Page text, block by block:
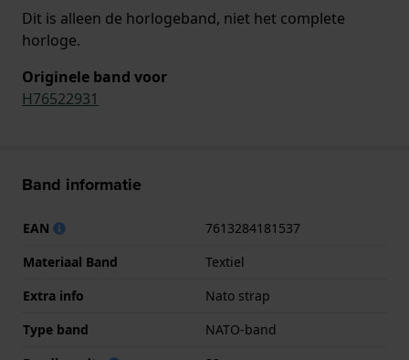
Dit is alleen de horlogeband, niet het complete
horloge.
Originele band voor
H76522931
Band informatie
EAN
7613284181537
Materiaal Band
Textiel
Extra info
Nato strap
Type band
NATO-band